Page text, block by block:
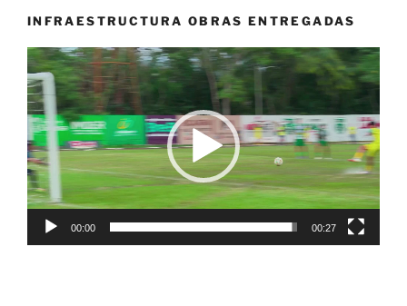
INFRAESTRUCTURA OBRAS ENTREGADAS
Reproductor
de
vídeo
00:00 00:27